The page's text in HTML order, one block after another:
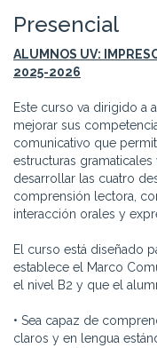
Presencial
ALUMNOS UV:
2025-2026
Este curso va dirigido a
mejorar sus
comunicativo que
estructuras
desarrollar las cuatro
comprensión lectora,
interacción orales y
El curso está diseñado
establece el Marco
el nivel B2 y que el
• Sea capaz de
claros y en lengua